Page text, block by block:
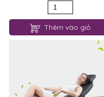
Thêm vào giỏ